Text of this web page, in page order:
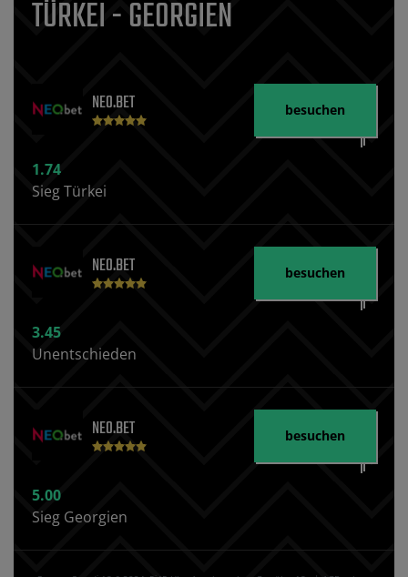
TÜRKEI - GEORGIEN
NEO.BET
1.74
Sieg Türkei
besuchen
NEO.BET
3.45
Unentschieden
besuchen
NEO.BET
5.00
Sieg Georgien
besuchen